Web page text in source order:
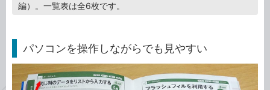
編）。一覧表は全6枚です。
パソコンを操作しながらでも見やすい